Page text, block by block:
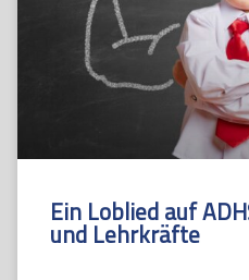
Ein Loblied auf
und Lehrkräfte